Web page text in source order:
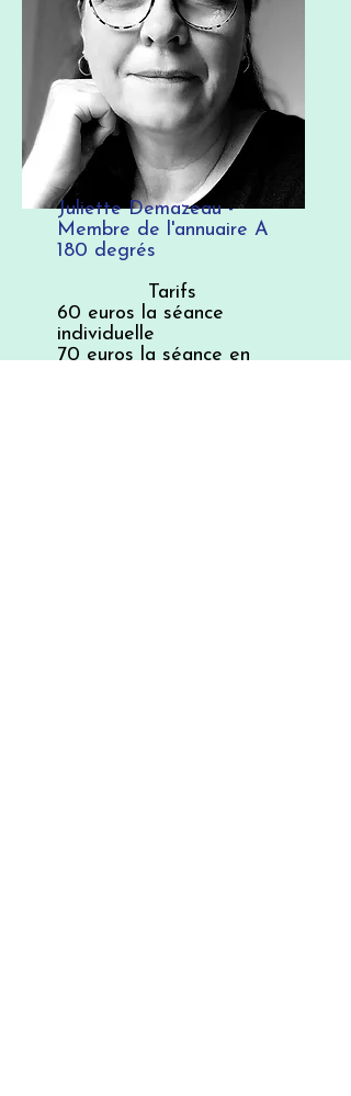
Juliette Demazeau -
Membre de l'annuaire A
180 degrés
Tarifs
60 euros la séance
individuelle
70 euros la séance en